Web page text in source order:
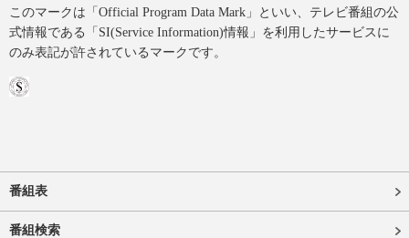
このマークは「Official Program Data Mark」といい、テレビ番組の公
式情報である「SI(Service Information)情報」を利用したサービスに
のみ表記が許されているマークです。
番組表
番組検索